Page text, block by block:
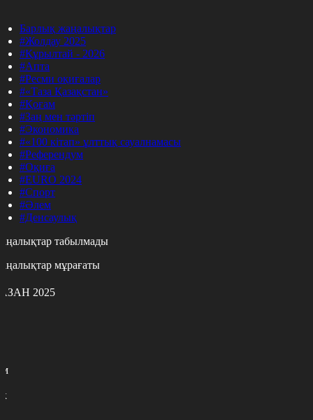
Барлық жаңалықтар
#Жолдау 2025
#Құрылтай - 2026
#Апта
#Ресми оқиғалар
#«Таза Қазақстан»
#Қоғам
#Заң мен тәртіп
#Экономика
#«100 кітап» ұлттық сауалнамасы
#Референдум
#Оқиға
#EURO 2024
#Спорт
#Әлем
#Денсаулық
табылмады
мұрағаты
2025